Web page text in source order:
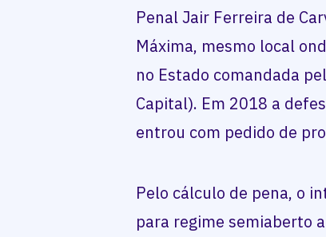
Penal Jair Ferreira de
Máxima, mesmo local
no Estado comandada
Capital). Em 2018 a
entrou com pedido de
Pelo cálculo de pena, o
para regime semiaberto